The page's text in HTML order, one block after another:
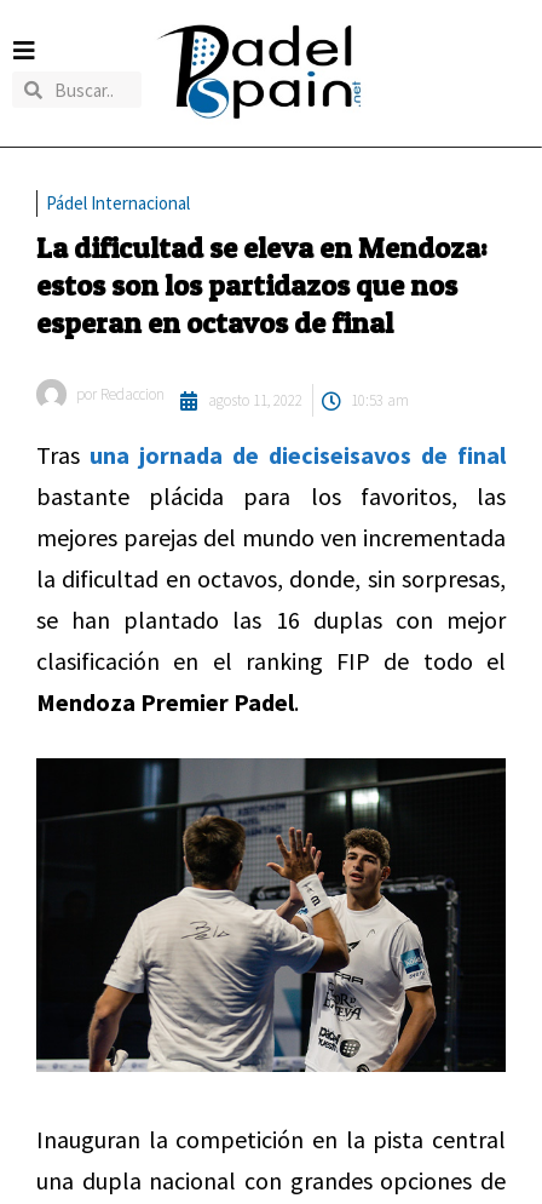
Pádel Internacional
La dificultad se eleva en Mendoza:
estos son los partidazos que nos
esperan en octavos de final
por Redaccion agosto 11, 2022 10:53 am
Tras una jornada de dieciseisavos de final
bastante plácida para los favoritos, las
mejores parejas del mundo ven incrementada
la dificultad en octavos, donde, sin sorpresas,
se han plantado las 16 duplas con mejor
clasificación en el ranking FIP de todo el
Mendoza Premier Padel.
Inauguran la competición en la pista central
una dupla nacional con grandes opciones de